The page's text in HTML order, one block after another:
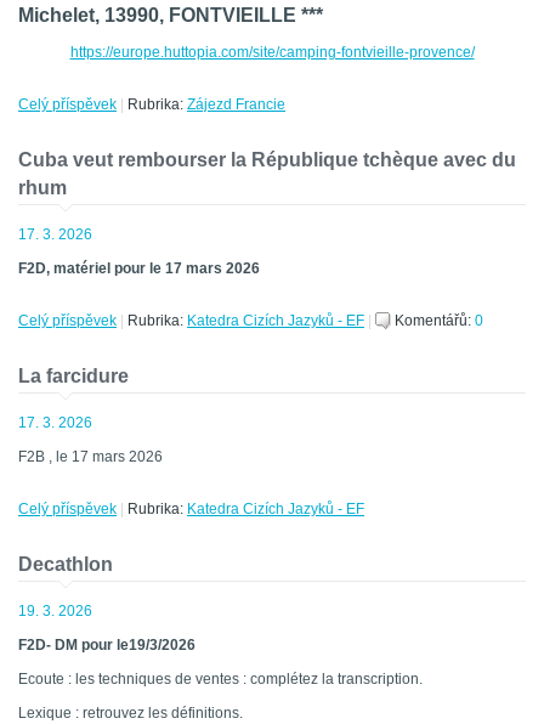
Michelet, 13990, FONTVIEILLE ***
https://europe.huttopia.com/site/camping-fontvieille-provence/
Celý příspěvek Rubrika: Zájezd Francie
Cuba veut rembourser la République tchèque avec du
rhum
17. 3. 2026
F2D, matériel pour le 17 mars 2026
Celý příspěvek Rubrika: Katedra Cizích Jazyků - EF Komentářů: 0
La farcidure
17. 3. 2026
F2B , le 17 mars 2026
Celý příspěvek Rubrika: Katedra Cizích Jazyků - EF
Decathlon
19. 3. 2026
F2D- DM pour le19/3/2026
Ecoute : les techniques de ventes : complétez la transcription.
Lexique : retrouvez les définitions.